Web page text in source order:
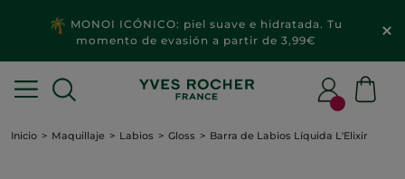
MONOI ICÓNICO: piel suave e hidratada. Tu
momento de evasión a partir de 3,99€
Inicio Maquillaje Labios Gloss Barra de Labios Líquida L'Elixir